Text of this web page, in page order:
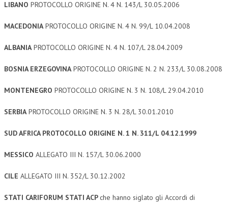
LIBANO PROTOCOLLO ORIGINE N. 4 N. 143/L 30.05.2006
MACEDONIAPROTOCOLLO ORIGINE N. 4 N. 99/L 10.04.2008
ALBANIAPROTOCOLLO ORIGINE N. 4 N. 107/L 28.04.2009
BOSNIA ERZEGOVINAPROTOCOLLO ORIGINE N. 2 N. 233/L 30.08.2008
MONTENEGRO PROTOCOLLO ORIGINE N. 3 N. 108/L 29.04.2010
SERBIAPROTOCOLLO ORIGINE N. 3 N. 28/L 30.01.2010
SUD AFRICA PROTOCOLLO ORIGINE N. 1 N. 311/L 04.12.1999
MESSICO ALLEGATO III N. 157/L 30.06.2000
CILE ALLEGATO III N. 352/L 30.12.2002
STATI CARIFORUM STATI ACPche hanno siglato gli Accordi di